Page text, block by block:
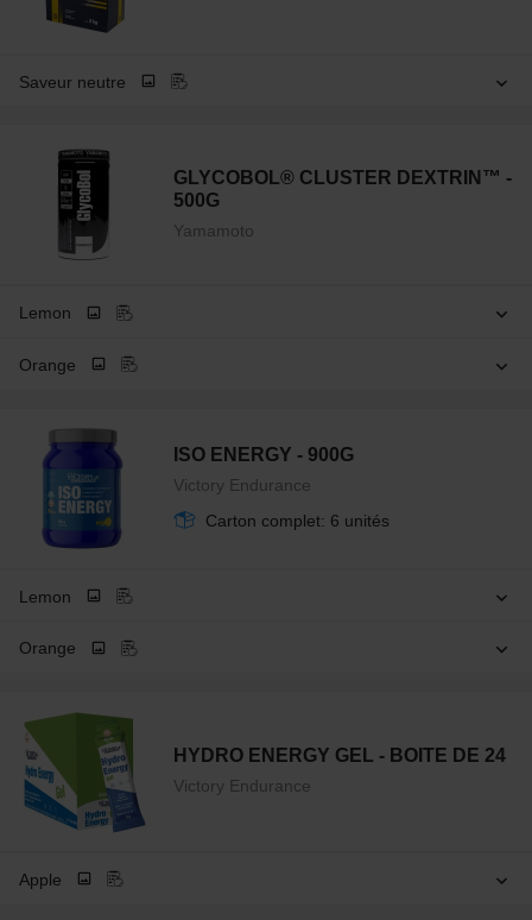
Saveur neutre
GLYCOBOL® CLUSTER DEXTRIN™ -
500G
Yamamoto
Lemon
Orange
ISO ENERGY - 900G
Victory Endurance
Carton complet: 6 unités
Lemon
Orange
HYDRO ENERGY GEL - BOITE DE 24
Victory Endurance
Apple